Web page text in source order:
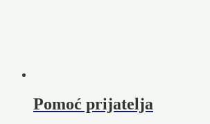
Pomoć prijatelja